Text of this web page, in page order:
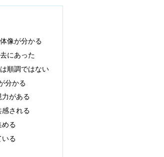
像が分かる
にあった
順調ではない
分かる
がある
される
る
る